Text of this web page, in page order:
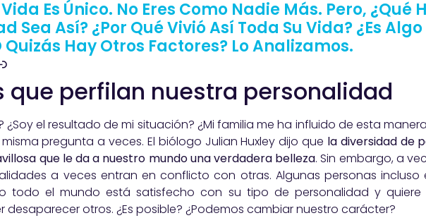
Es Único. No Eres Como Nadie Más. Pero, ¿Qué
Sea Así? ¿Por Qué Vivió Así Toda Su Vida? ¿Es
Quizás Hay Otros Factores? Lo Analizamos.
que perfilan nuestra personalidad
¿Soy el resultado de mi situación? ¿Mi familia me ha influido de esta
pregunta a veces. El biólogo Julian Huxley dijo que la diversidad de
que le da a nuestro mundo una verdadera belleza. Sin embargo, a
a veces entran en conflicto con otras. Algunas personas
todo el mundo está satisfecho con su tipo de personalidad y quiere
desaparecer otros. ¿Es posible? ¿Podemos cambiar nuestro carácter?